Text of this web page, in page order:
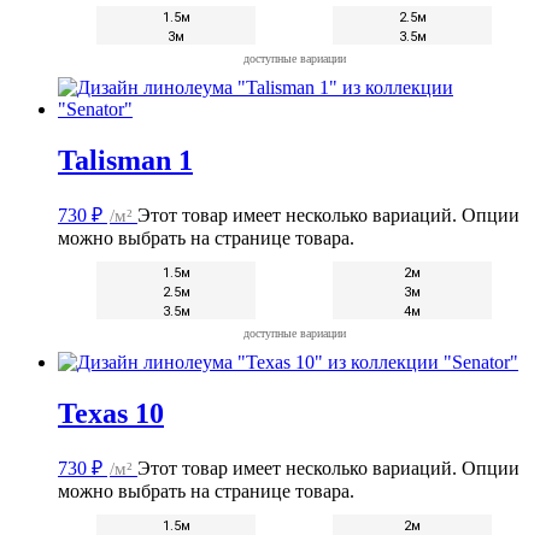
1.5м
2.5м
3м
3.5м
доступные вариации
Talisman 1
730 ₽ /м² Этот товар имеет несколько вариаций. Опции
можно выбрать на странице товара.
1.5м
2м
2.5м
3м
3.5м
4м
доступные вариации
Texas 10
730 ₽ /м² Этот товар имеет несколько вариаций. Опции
можно выбрать на странице товара.
1.5м
2м